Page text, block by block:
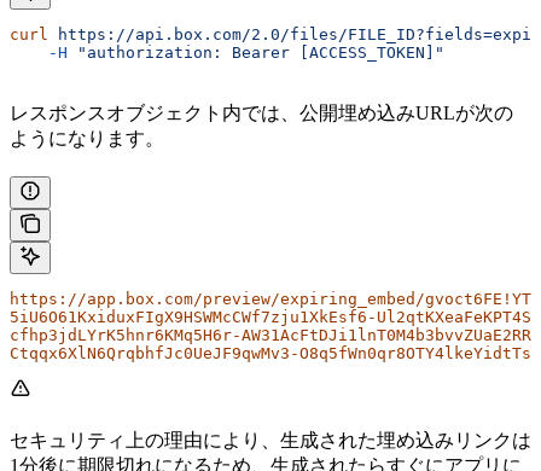
curl
https://api.box.com/2.0/files/
    -H
"authorization: Bearer [ACCESS_TOKEN]"
レスポンスオブジェクト内では、公開埋め込みURLが次の
ようになります。
https://app.box.com/preview/expiring_embed/
5iU6O61KxiduxFIgX9HSWMcCWf7zju1XkEsf6-
cfhp3jdLYrK5hnr6KMq5H6r-
Ctqqx6XlN6QrqbhfJc0UeJF9qwMv3-
セキュリティ上の理由により、生成された埋め込みリンクは
1分後に期限切れになるため、生成されたらすぐにアプリに